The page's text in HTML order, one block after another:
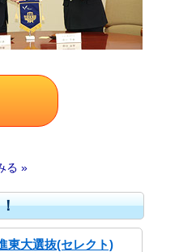
る »
東大選抜(セレクト)